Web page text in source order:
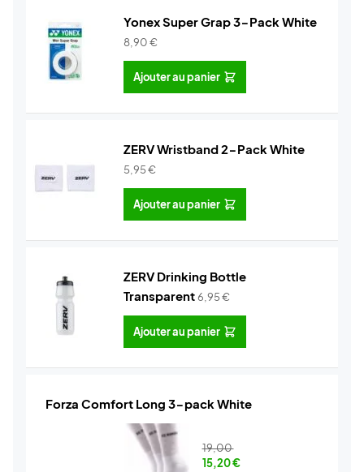
Yonex Super Grap 3-Pack White
8,90€
Ajouter au panier
ZERV Wristband 2-Pack White
5,95€
Ajouter au panier
ZERV Drinking Bottle
Transparent6,95€
Ajouter au panier
Forza Comfort Long 3-pack White
19,00
15,20€